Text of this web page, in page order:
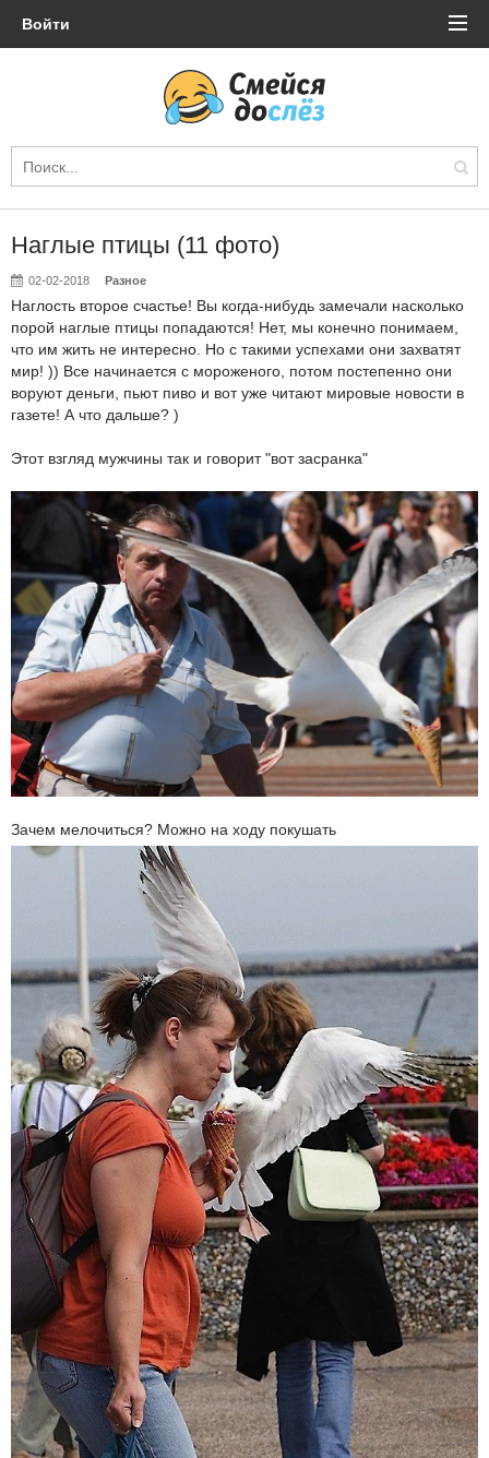
Войти
Наглые птицы (11 фото)
02-02-2018 Разное
Наглость второе счастье! Вы когда-нибудь замечали насколько
порой наглые птицы попадаются! Нет, мы конечно понимаем,
что им жить не интересно. Но с такими успехами они захватят
мир! )) Все начинается с мороженого, потом постепенно они
воруют деньги, пьют пиво и вот уже читают мировые новости в
газете! А что дальше? )
Этот взгляд мужчины так и говорит "вот засранка"
Зачем мелочиться? Можно на ходу покушать